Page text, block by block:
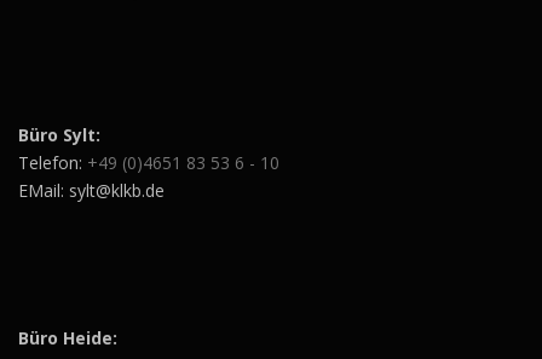
Büro Sylt:
Telefon: +49 (0)4651 83 53 6 - 10
EMail: sylt@klkb.de
Büro Heide: